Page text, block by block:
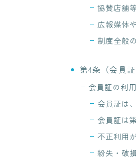
協賛店舗
広報媒体
制度全般
第4条（会員証
会員証の利
会員証は
会員証は
不正利用
紛失・破